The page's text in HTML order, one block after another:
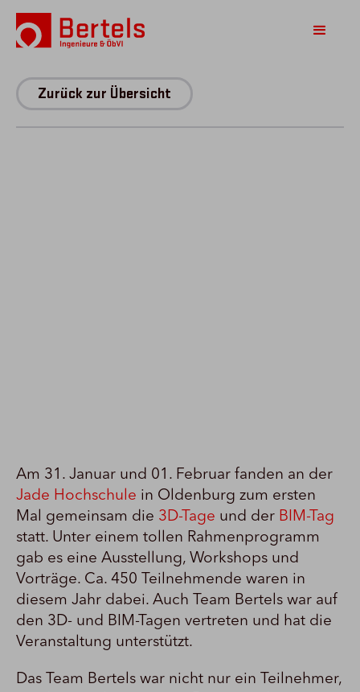
Zurück zur Übersicht
Am 31. Januar und 01. Februar fanden an der
Jade Hochschule in Oldenburg zum ersten
Mal gemeinsam die 3D-Tage und der BIM-Tag
statt. Unter einem tollen Rahmenprogramm
gab es eine Ausstellung, Workshops und
Vorträge. Ca. 450 Teilnehmende waren in
diesem Jahr dabei. Auch Team Bertels war auf
den 3D- und BIM-Tagen vertreten und hat die
Veranstaltung unterstützt.
Das Team Bertels war nicht nur ein Teilnehmer,